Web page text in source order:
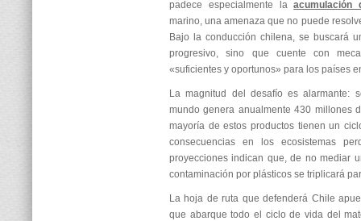
padece especialmente laacumulación
marino, una amenaza que no puede
Bajo la conducción chilena, se buscará
progresivo, sino que cuente con
«suficientes y oportunos» para los países
La magnitud del desafío es alarmante:
mundo genera anualmente 430 millones
mayoría de estos productos tienen un
consecuencias en los ecosistemas
proyecciones indican que, de no mediar
contaminación por plásticos se triplicará
La hoja de ruta que defenderá Chile
que abarque todo el ciclo de vida del